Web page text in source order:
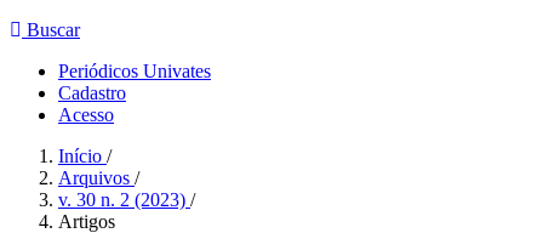
Buscar
Periódicos Univates
Cadastro
Acesso
Início /
Arquivos /
v. 30 n. 2 (2023) /
Artigos